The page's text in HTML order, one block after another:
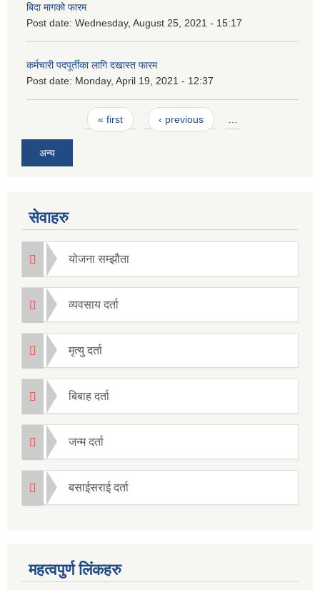
बिदा मागको फारम
Post date: Wednesday, August 25, 2021 - 15:17
कर्मचारी पदपूर्तीका लागि दखास्त फारम
Post date: Monday, April 19, 2021 - 12:37
« first ‹ previous …
अन्य
सेवाहरु
योजना सम्झौता
व्यवसाय दर्ता
मृत्यु दर्ता
बिबाह दर्ता
जन्म दर्ता
बसाईसराई दर्ता
महत्वपुर्ण लिंकहरु